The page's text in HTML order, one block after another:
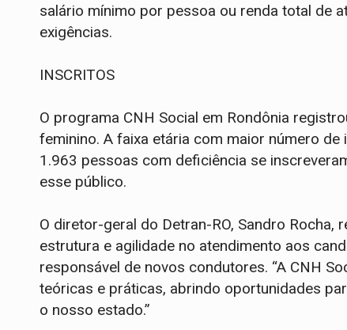
salário mínimo por pessoa ou renda total de
exigências.
INSCRITOS
O programa CNH Social em Rondônia
feminino. A faixa etária com maior número
1.963 pessoas com deficiência se
esse público.
O diretor-geral do Detran-RO, Sandro
estrutura e agilidade no atendimento aos
responsável de novos condutores. “A CNH
teóricas e práticas, abrindo oportunidades
o nosso estado.”